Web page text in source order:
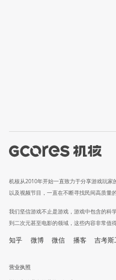
机核从2010年开始一直致力于分享游戏玩
以及视频节目，一直在不断寻找民间高质量
我们坚信游戏不止是游戏，游戏中包含的科
到二次元甚至电影的领域，这些内容非常值
知乎 微博 微信 播客 吉考斯
营业执照